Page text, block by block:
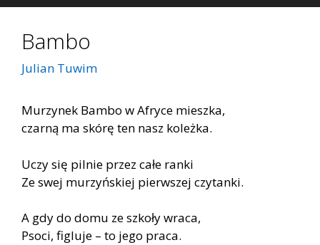
Bambo
Julian Tuwim
Murzynek Bambo w Afryce mieszka,
czarną ma skórę ten nasz koleżka.
Uczy się pilnie przez całe ranki
Ze swej murzyńskiej pierwszej czytanki.
A gdy do domu ze szkoły wraca,
Psoci, figluje – to jego praca.